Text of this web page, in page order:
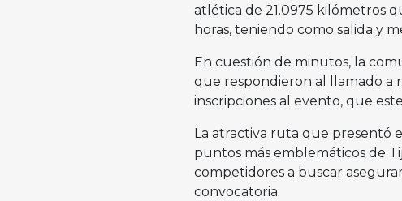
atlética de 21.0975 kilómetros
horas, teniendo como salida y
En cuestión de minutos, la
que respondieron al llamado a
inscripciones al evento, que
La atractiva ruta que presentó
puntos más emblemáticos de
competidores a buscar
convocatoria.